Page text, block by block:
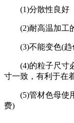
(1)分散性良好
(2)耐高温加工
(3)不能变色(趋
(4)的粒子尺寸必
寸一致，有利于在
(5)管材色母使用
费)